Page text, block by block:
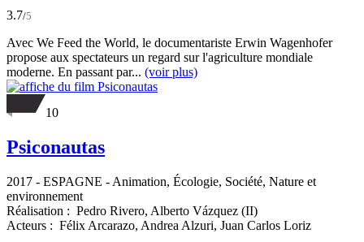
3.7/5
Avec We Feed the World, le documentariste Erwin Wagenhofer
propose aux spectateurs un regard sur l'agriculture mondiale
moderne. En passant par... (voir plus)
10
Psiconautas
2017 - ESPAGNE - Animation, Écologie, Société, Nature et
environnement
Réalisation : Pedro Rivero, Alberto Vázquez (II)
Acteurs : Félix Arcarazo, Andrea Alzuri, Juan Carlos Loriz